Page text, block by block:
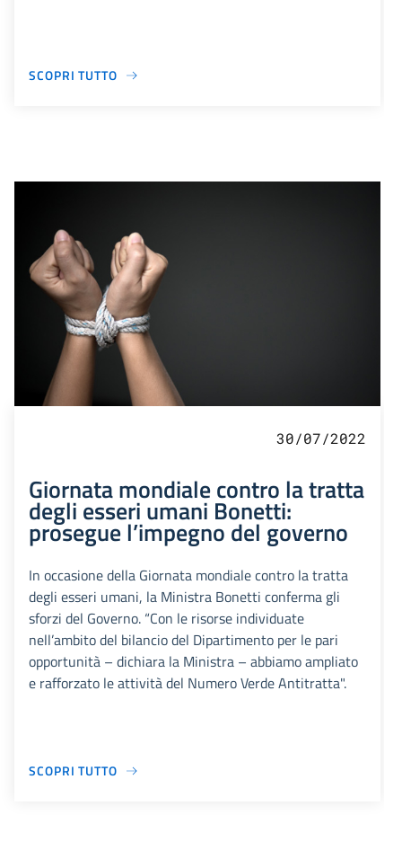
SCOPRI TUTTO
30/07/2022
Giornata mondiale contro la tratta
degli esseri umani Bonetti:
prosegue l’impegno del governo
In occasione della Giornata mondiale contro la tratta
degli esseri umani, la Ministra Bonetti conferma gli
sforzi del Governo. “Con le risorse individuate
nell’ambito del bilancio del Dipartimento per le pari
opportunità – dichiara la Ministra – abbiamo ampliato
e rafforzato le attività del Numero Verde Antitratta".
SCOPRI TUTTO